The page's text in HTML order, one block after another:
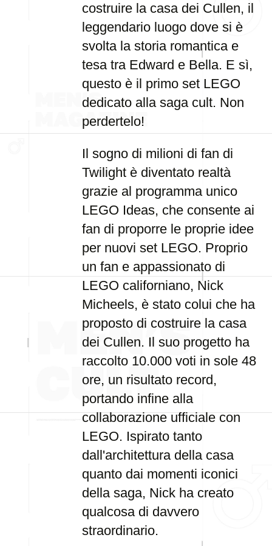
costruire la casa dei Cullen, il
leggendario luogo dove si è
svolta la storia romantica e
tesa tra Edward e Bella. E sì,
questo è il primo set LEGO
dedicato alla saga cult. Non
perdertelo!
Il sogno di milioni di fan di
Twilight è diventato realtà
grazie al programma unico
LEGO Ideas, che consente ai
fan di proporre le proprie idee
per nuovi set LEGO. Proprio
un fan e appassionato di
LEGO californiano, Nick
Micheels, è stato colui che ha
proposto di costruire la casa
dei Cullen. Il suo progetto ha
raccolto 10.000 voti in sole 48
ore, un risultato record,
portando infine alla
collaborazione ufficiale con
LEGO. Ispirato tanto
dall'architettura della casa
quanto dai momenti iconici
della saga, Nick ha creato
qualcosa di davvero
straordinario.